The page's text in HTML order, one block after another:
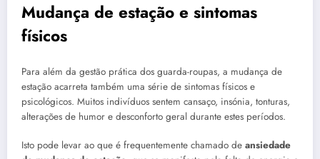
Mudança de estação e sintomas
físicos
Para além da gestão prática dos guarda-roupas, a mudança de
estação acarreta também uma série de sintomas físicos e
psicológicos. Muitos indivíduos sentem cansaço, insónia, tonturas,
alterações de humor e desconforto geral durante estes períodos.
Isto pode levar ao que é frequentemente chamado de ansiedade